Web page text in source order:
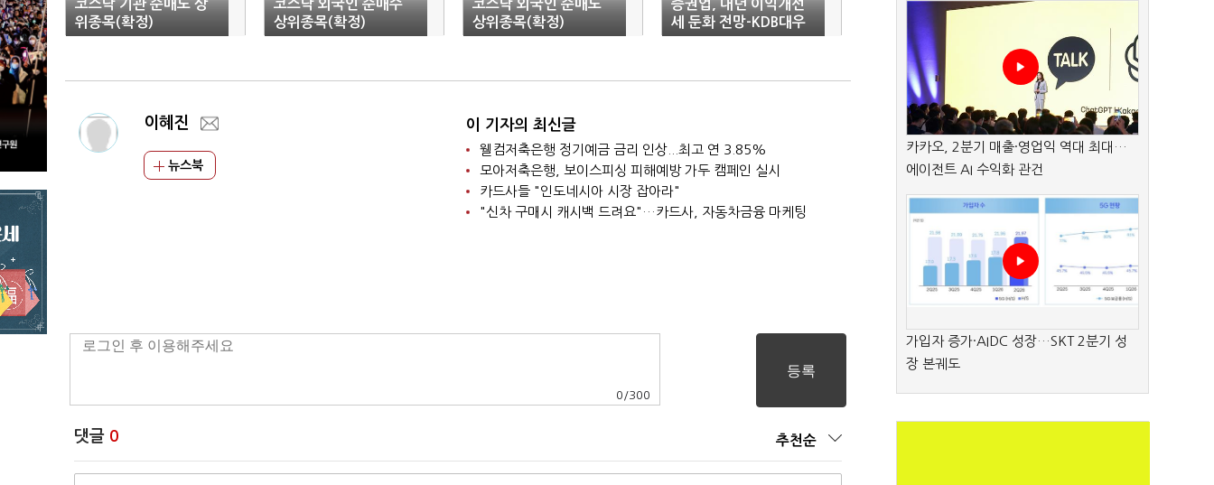
코스닥 기관 순매도 상
위종목(확정)
코스닥 외국인 순매수
상위종목(확정)
코스닥 외국인 순매도
상위종목(확정)
증권업, 내년 이익개선
세 둔화 전망-KDB대우
증권
이혜진
뉴스북
이 기자의 최신글
웰컴저축은행 정기예금 금리 인상...최고 연 3.85%
모아저축은행, 보이스피싱 피해예방 가두 캠페인 실시
카드사들 "인도네시아 시장 잡아라"
"신차 구매시 캐시백 드려요"…카드사, 자동차금융 마케팅
0 /300
댓글 0 추천순
카카오, 2분기 매출·영업익 역대 최대…
에이전트 AI 수익화 관건
가입자 증가·AIDC 성장…SKT 2분기 성
장 본궤도